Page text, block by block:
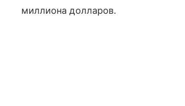
миллиона долларов.